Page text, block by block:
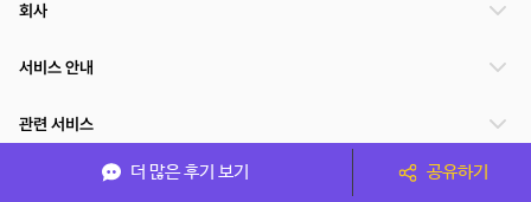
더 많은 후기 보기 공유하기
회사
서비스 안내
관련 서비스